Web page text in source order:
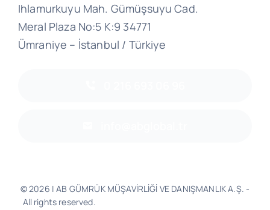
Ihlamurkuyu Mah. Gümüşsuyu Cad.
Meral Plaza No:5 K:9 34771
Ümraniye – İstanbul / Türkiye
© 2026 | AB GÜMRÜK MÜŞAVİRLİĞİ VE DANIŞMANLIK A.Ş. -
All rights reserved.